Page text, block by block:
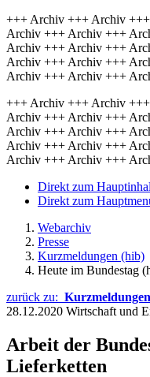
+++ Archiv +++ Archiv
Archiv +++ Archiv +++
Archiv +++ Archiv +++
Archiv +++ Archiv +++
Archiv +++ Archiv +++
+++ Archiv +++ Archiv
Archiv +++ Archiv +++
Archiv +++ Archiv +++
Archiv +++ Archiv +++
Archiv +++ Archiv +++
Direkt zum
Direkt zum
Webarchiv
Presse
Kurzmeldungen (hib)
Heute im Bundestag
zurück zu:
28.12.2020 Wirtschaft und
Arbeit der
Lieferketten